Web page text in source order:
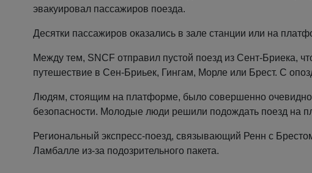
эвакуировал пассажиров поезда.
Десятки пассажиров оказались в зале станции или на
Между тем, SNCF отправил пустой поезд из Сент-Бриека,
путешествие в Сен-Бриьек, Гингам, Морле или Брест. С
Людям, стоящим на платформе, было совершенно
безопасности. Молодые люди решили подождать поезд на
Региональный экспресс-поезд, связывающий Ренн с
Ламбалле из-за подозрительного пакета.